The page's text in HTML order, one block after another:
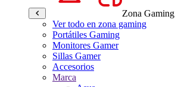
Zona Gaming
Ver todo en zona gaming
Portátiles Gaming
Monitores Gamer
Sillas Gamer
Accesorios
Marca